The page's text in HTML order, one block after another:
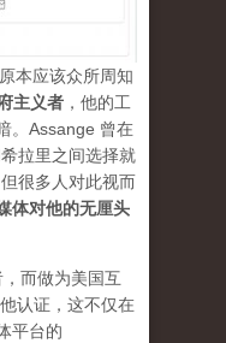
本应该众所周知
主义者 ，他的工
。Assange 曾在
拉里之间选择就
很多人对此视而
体对他的无厘头
而做为美国互
认证，这不仅在
平台的